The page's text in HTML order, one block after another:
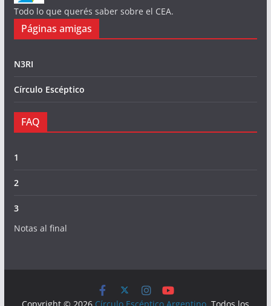
Todo lo que querés saber sobre el CEA.
Páginas amigas
N3RI
Círculo Escéptico
FAQ
1
2
3
Notas al final